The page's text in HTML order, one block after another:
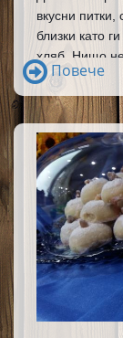
вкусни
близки като
хляб. Нищо
изпечени
твоите ръце.
Повече